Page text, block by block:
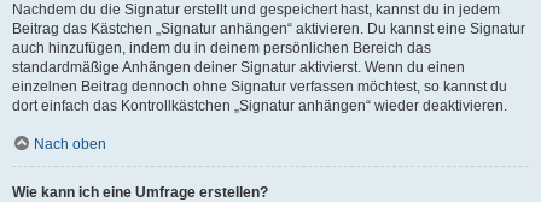
Nachdem du die Signatur erstellt und gespeichert hast, kannst du in jedem
Beitrag das Kästchen „Signatur anhängen“ aktivieren. Du kannst eine Signatur
auch hinzufügen, indem du in deinem persönlichen Bereich das
standardmäßige Anhängen deiner Signatur aktivierst. Wenn du einen
einzelnen Beitrag dennoch ohne Signatur verfassen möchtest, so kannst du
dort einfach das Kontrollkästchen „Signatur anhängen“ wieder deaktivieren.
Nach oben
Wie kann ich eine Umfrage erstellen?